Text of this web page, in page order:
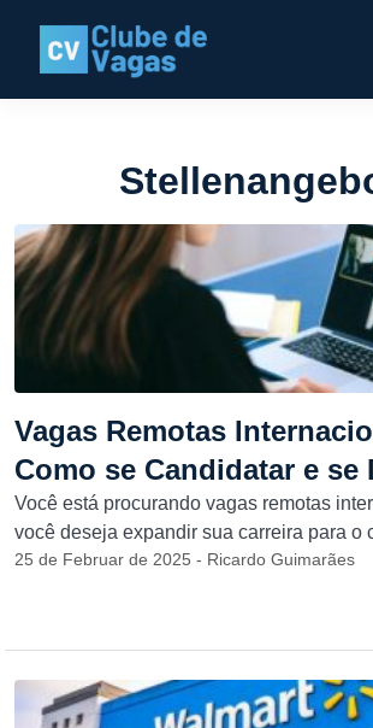
Vagas Remotas
Como se Candidatar e se
Você está procurando vagas remotas
você deseja expandir sua carreira para o
25 de Februar de 2025 - Ricardo Guimarães